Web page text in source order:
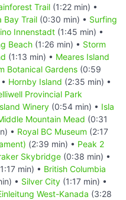
Trail (1:22 min) •
Bay Trail (0:30 min) • Surfing
Innenstadt (1:45 min) •
Beach (1:26 min) • Storm
(1:13 min) • Meares Island
Botanical Gardens (0:59
Hornby Island (2:35 min) •
Provincial Park
Winery (0:54 min) • Isla
Mountain Mead (0:31
• Royal BC Museum (2:17
(2:39 min) • Peak 2
Skybridge (0:38 min) •
min) • British Columbia
• Silver City (1:17 min) •
West-Kanada (3:28